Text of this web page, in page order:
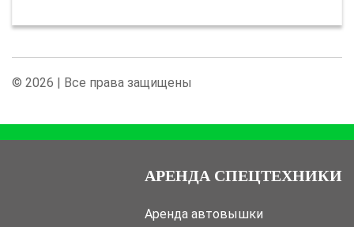
© 2026 | Все права защищены
АРЕНДА СПЕЦТЕХНИКИ
Аренда автовышки